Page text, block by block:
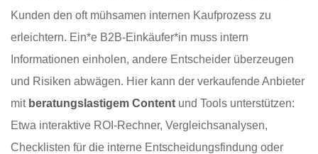
Kunden den oft mühsamen internen Kaufprozess zu
erleichtern. Ein*e B2B-Einkäufer*in muss intern
Informationen einholen, andere Entscheider überzeugen
und Risiken abwägen. Hier kann der verkaufende Anbieter
mit beratungslastigem Content und Tools unterstützen:
Etwa interaktive ROI-Rechner, Vergleichsanalysen,
Checklisten für die interne Entscheidungsfindung oder